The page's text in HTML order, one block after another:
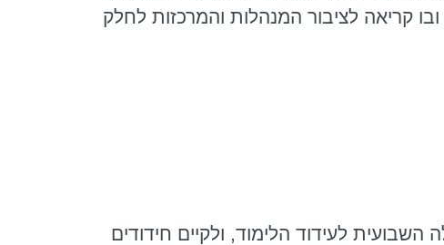
מכתב המלצה ובו קריאה לציבור המנהלות והמרכזות לחלק
לעידוד הלימוד, ולקיים חידודים